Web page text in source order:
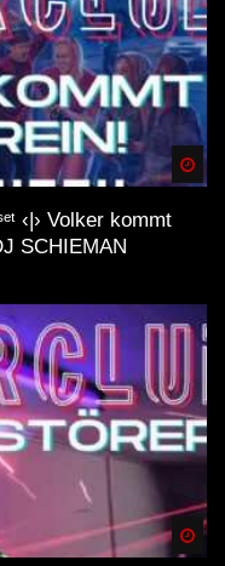
‹|› Volker kommt
SCHIEMAN